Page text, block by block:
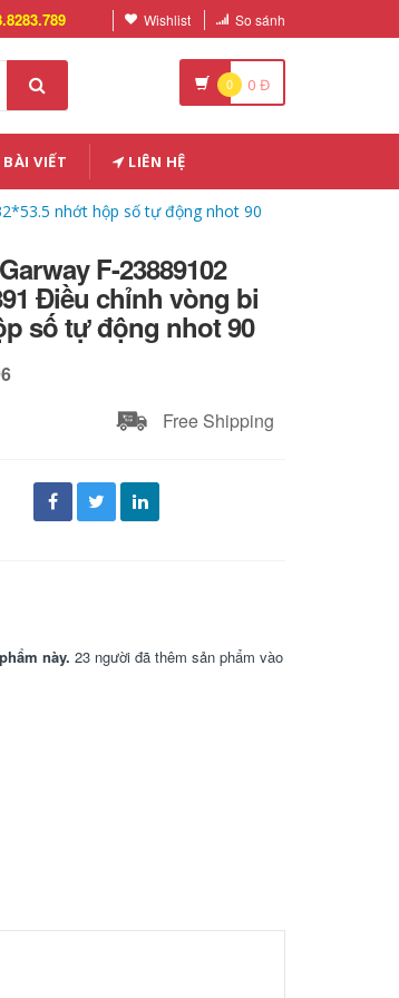
Wishlist So sánh
0 0 Đ
BÀI VIẾT LIÊN HỆ
nhớt hộp số tự động nhot 90
F-23889102
Điều chỉnh vòng bi
số tự động nhot 90
Free Shipping
này. 23 người đã thêm sản phẩm vào